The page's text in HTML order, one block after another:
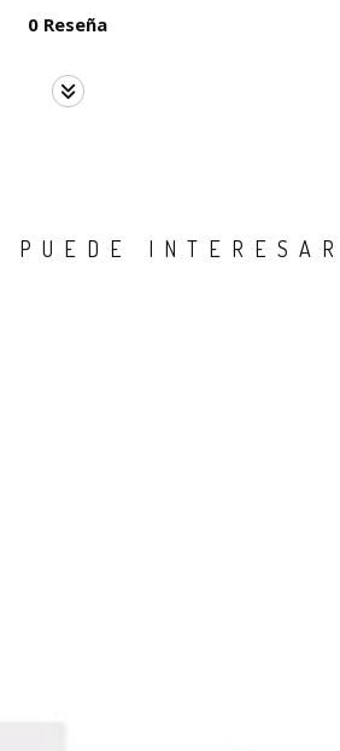
0 Reseña
INTERESAR